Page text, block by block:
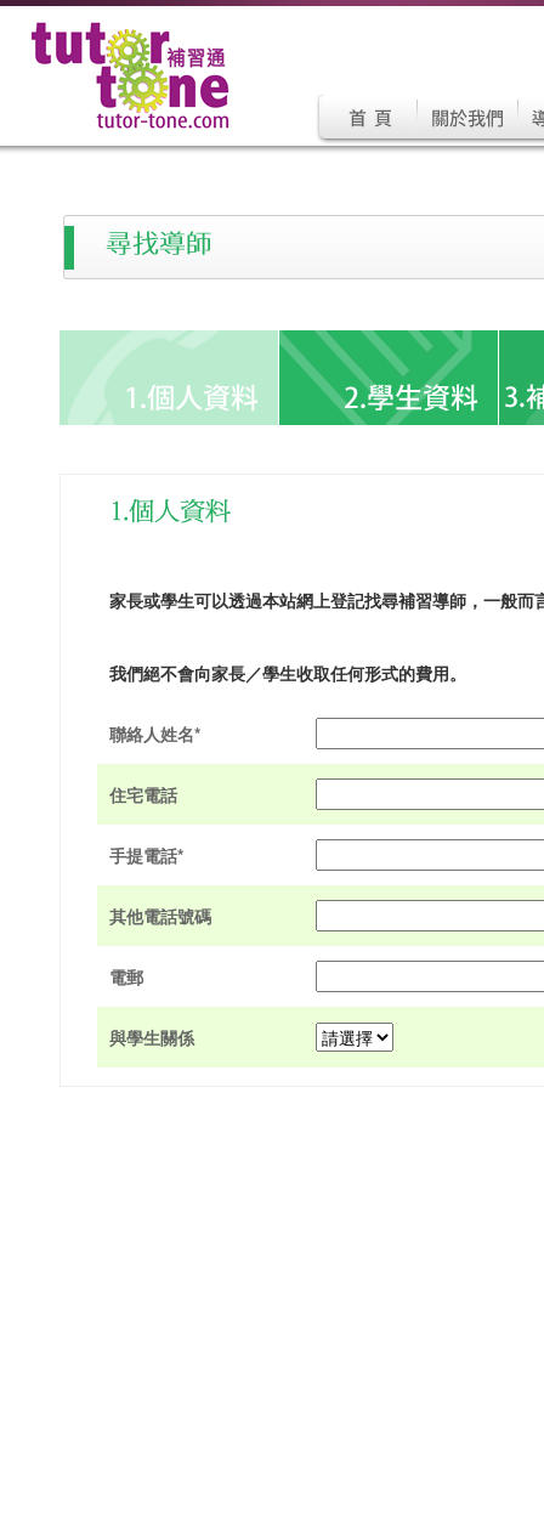
家長或學生可以透過本站網上登記找尋補習導師，一般
我們絕不會向家長／學生收取任何形式的費用。
聯絡人姓名*
住宅電話
手提電話*
其他電話號碼
電郵
與學生關係